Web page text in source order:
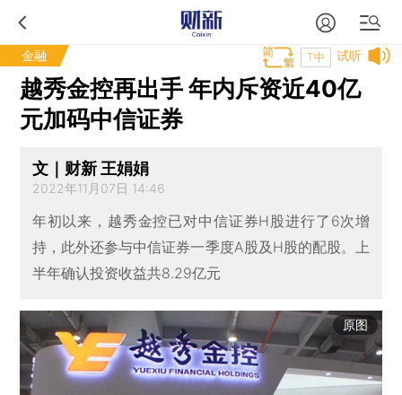
金融 试听
T中
越秀金控再出手 年内斥资近40亿
元加码中信证券
文｜财新 王娟娟
2022年11月07日 14:46
年初以来，越秀金控已对中信证券H股进行了6次增
持，此外还参与中信证券一季度A股及H股的配股。上
半年确认投资收益共8.29亿元
原图